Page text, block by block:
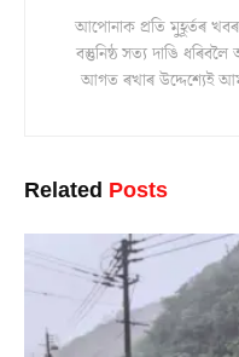
আপোনাক প্ৰতি মুহূৰ্তৰ
বস্তুনিষ্ঠ সত্য দাঙি
আগত ৰখাৰ উদ্দেশ্যেই
Related Posts